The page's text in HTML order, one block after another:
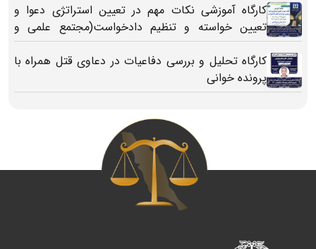
کارگاه آموزشی نکات مهم در تعیین استراتژی دعوا و
تعیین خواسته و تنظیم دادخواست(مجتمع علمی و
فرهنگی مجد تهران)
کارگاه تحلیل و بررسی دفاعیات در دعاوی قتل همراه با
پرونده خوانی